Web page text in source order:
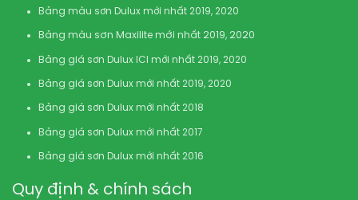
Bảng màu sơn Dulux mới nhất 2019, 2020
Bảng màu sơn Maxilite mới nhất 2019, 2020
Bảng giá sơn Dulux ICI mới nhất 2019, 2020
Bảng giá sơn Dulux mới nhất 2019, 2020
Bảng giá sơn Dulux mới nhất 2018
Bảng giá sơn Dulux mới nhất 2017
Bảng giá sơn Dulux mới nhất 2016
Quy định & chính sách